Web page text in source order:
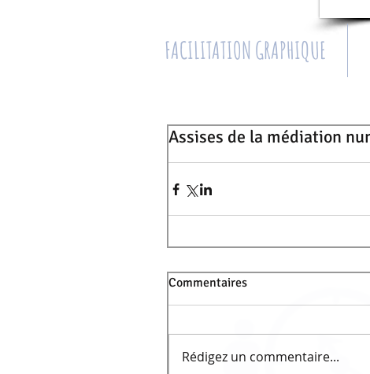
Assises de la médiation
Commentaires
Rédigez un commentaire...
FACILITATION GRAPHIQUE